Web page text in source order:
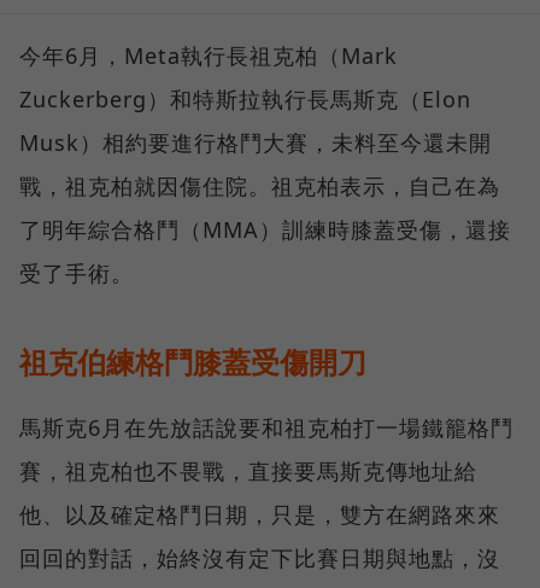
今年6月，Meta執行長祖克柏（Mark
Zuckerberg）和特斯拉執行長馬斯克（Elon
Musk）相約要進行格鬥大賽，未料至今還未開
戰，祖克柏就因傷住院。祖克柏表示，自己在為
了明年綜合格鬥（MMA）訓練時膝蓋受傷，還接
受了手術。
祖克伯練格鬥膝蓋受傷開刀
馬斯克6月在先放話說要和祖克柏打一場鐵籠格鬥
賽，祖克柏也不畏戰，直接要馬斯克傳地址給
他、以及確定格鬥日期，只是，雙方在網路來來
回回的對話，始終沒有定下比賽日期與地點，沒